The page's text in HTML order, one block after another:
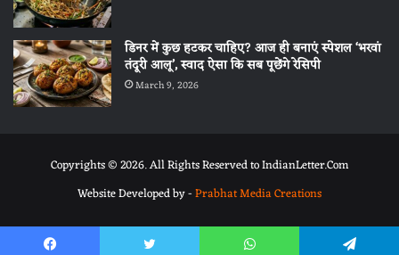
डिनर में कुछ हटकर चाहिए? आज ही बनाएं स्पेशल ‘भरवां
तंदूरी आलू’, स्वाद ऐसा कि सब पूछेंगे रेसिपी
March 9, 2026
Copyrights © 2026. All Rights Reserved to IndianLetter.Com
Website Developed by -Prabhat Media Creations